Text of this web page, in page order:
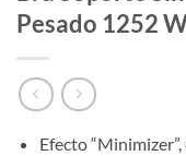
Pesado 1252
Efecto